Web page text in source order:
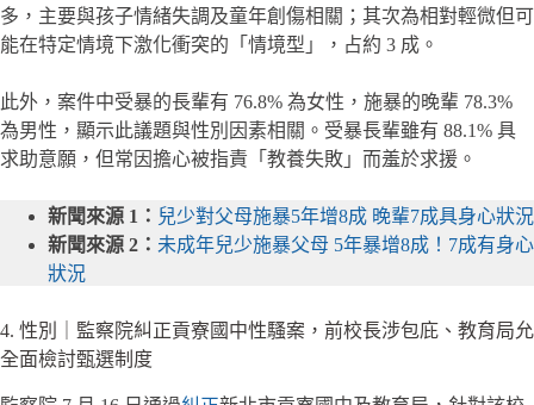
多，主要與孩子情緒失調及童年創傷相關；其次為相對輕微但可
能在特定情境下激化衝突的「情境型」，占約 3 成。
此外，案件中受暴的長輩有 76.8% 為女性，施暴的晚輩 78.3%
為男性，顯示此議題與性別因素相關。受暴長輩雖有 88.1% 具
求助意願，但常因擔心被指責「教養失敗」而羞於求援。
新聞來源 1： 兒少對父母施暴5年增8成 晚輩7成具身心狀況
新聞來源 2： 未成年兒少施暴父母 5年暴增8成！7成有身心
狀況
4. 性別｜監察院糾正貢寮國中性騷案，前校長涉包庇、教育局允
全面檢討甄選制度